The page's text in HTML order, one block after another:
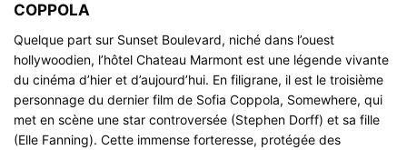
COPPOLA
Quelque part sur Sunset Boulevard, niché dans l’ouest
hollywoodien, l’hôtel Chateau Marmont est une légende vivante
du cinéma d’hier et d’aujourd’hui. En filigrane, il est le troisième
personnage du dernier film de Sofia Coppola, Somewhere, qui
met en scène une star controversée (Stephen Dorff) et sa fille
(Elle Fanning). Cette immense forteresse, protégée des